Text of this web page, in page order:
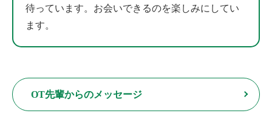
待っています。お会いできるのを楽しみにしてい
ます。
OT先輩からのメッセージ